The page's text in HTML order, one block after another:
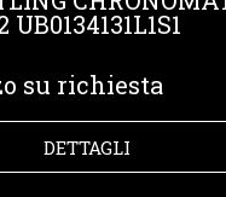
UB0134131L1S1
su richiesta
DETTAGLI